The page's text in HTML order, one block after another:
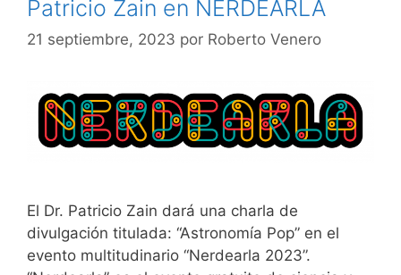
Patricio Zain en NERDEARLA
21 septiembre, 2023 por Roberto Venero
El Dr. Patricio Zain dará una charla de
divulgación titulada: “Astronomía Pop” en el
evento multitudinario “Nerdearla 2023”.